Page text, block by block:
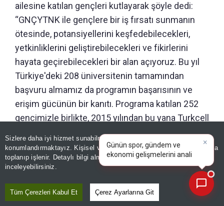
Sizlere daha iyi hizmet sunabilmek adına sitemizde
konumlandırmaktayız. Kişisel verileriniz, KVKK ve GDPR kapsamında
toplanıp işlenir. Detaylı bilgi almak içinAydınlatma Metnimizi
inceleyebilirsiniz.
Tüm Çerezleri Kabul Et Çerez Ayarlarına Git
ailesine katılan gençleri kutlayarak şöyle dedi:
“GNÇYTNK ile gençlere bir iş fırsatı sunmanın
ötesinde, potansiyellerini keşfedebilecekleri,
yetkinliklerini geliştirebilecekleri ve fikirlerini
hayata geçirebilecekleri bir alan açıyoruz. Bu yıl
Türkiye'deki 208 üniversitenin tamamından
başvuru almamız da programın başarısının ve
erişim gücünün bir kanıtı. Programa katılan 252
gencimizle birlikte, 2015 yılından bu yana Turkcell
ekosistemine kazandırdığımız genç yetenek
sayısı 1.836’ya ulaştı. Gençlerin hayallerini
desteklemeyi, ülkemizin dijital geleceğine
yaptığımız yatırımın önemli bir parçası olarak
görüyoruz. Turkcell ailesine katılan tüm
gençlerimize hoş geldiniz diyor, kariyerlerinde
×
Günün spor, gündem ve
ekonomi gelişmelerini analiz
edin!